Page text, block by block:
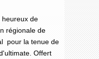
heureux de
régionale de
pour la tenue de
Offert